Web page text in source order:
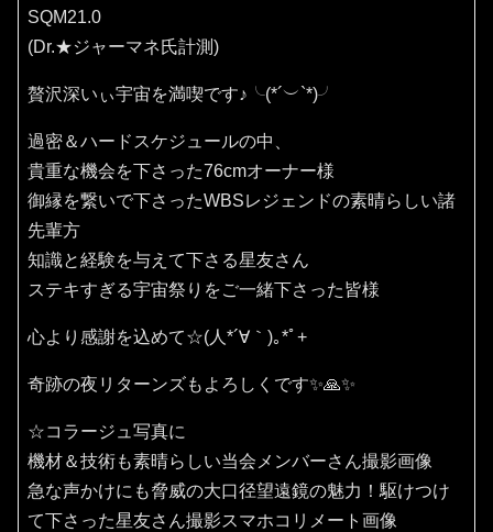
SQM21.0
(Dr.★ジャーマネ氏計測)
贅沢深いぃ宇宙を満喫です♪⁠╰⁠(⁠*⁠´⁠︶⁠`⁠*⁠)⁠╯
過密＆ハードスケジュールの中、
貴重な機会を下さった76cmオーナー様
御縁を繋いで下さったWBSレジェンドの素晴らしい諸
先輩方
知識と経験を与えて下さる星友さん
ステキすぎる宇宙祭りをご一緒下さった皆様
心より感謝を込めて☆(⁠人⁠*⁠´⁠∀⁠｀⁠)⁠｡⁠*ﾟ⁠+
奇跡の夜リターンズもよろしくです✨🙏✨️
☆コラージュ写真に
機材＆技術も素晴らしい当会メンバーさん撮影画像
急な声かけにも脅威の大口径望遠鏡の魅力！駆けつけ
て下さった星友さん撮影スマホコリメート画像